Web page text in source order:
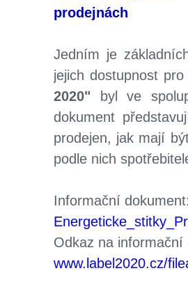
prodejnách
Jedním je
jejich dostupnost
2020"
byl ve
dokument
prodejen, jak mají
podle nich
Informační
Odkaz na informační
www.label2020.cz/